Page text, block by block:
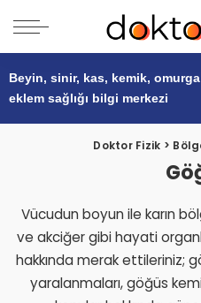
Beyin, sinir, kas, kemik,
eklem sağlığı bilgi merkezi
Doktor Fizik >
Vücudun boyun ile karın
ve akciğer gibi hayati
hakkında merak ettileriniz;
yaralanmaları, göğüs